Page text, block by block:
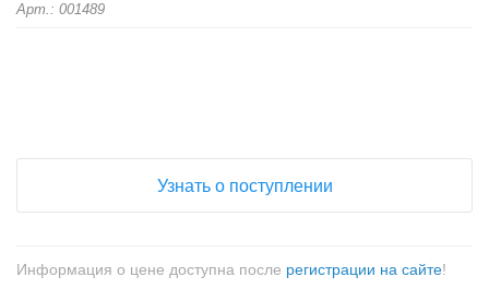
Арт.: 001489
Узнать о поступлении
Информация о цене доступна после регистрации на сайте!